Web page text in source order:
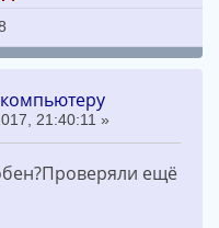
21:40:11 »
ещё